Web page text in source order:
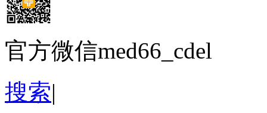
官方微信med66_cdel
搜索|